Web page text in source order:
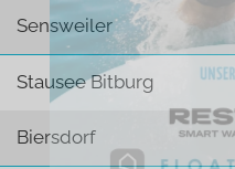
Sensweiler
Stausee Bitburg
Biersdorf